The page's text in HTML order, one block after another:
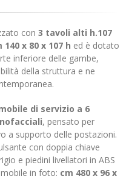
con 3 tavoli alti h.107
140 x 80 x 107 h ed è dotato
inferiore delle gambe,
della struttura e ne
di servizio a 6
, pensato per
a supporto delle postazioni.
con doppia chiave
e piedini livellatori in ABS
in foto: cm 480 x 96 x